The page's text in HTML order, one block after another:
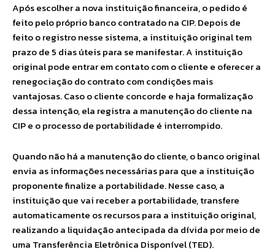
Após escolher a nova instituição financeira, o pedido é
feito pelo próprio banco contratado na CIP. Depois de
feito o registro nesse sistema, a instituição original tem
prazo de 5 dias úteis para se manifestar. A instituição
original pode entrar em contato com o cliente e oferecer a
renegociação do contrato com condições mais
vantajosas. Caso o cliente concorde e haja formalização
dessa intenção, ela registra a manutenção do cliente na
CIP e o processo de portabilidade é interrompido.
Quando não há a manutenção do cliente, o banco original
envia as informações necessárias para que a instituição
proponente finalize a portabilidade. Nesse caso, a
instituição que vai receber a portabilidade, transfere
automaticamente os recursos para a instituição original,
realizando a liquidação antecipada da dívida por meio de
uma Transferência Eletrônica Disponível (TED).